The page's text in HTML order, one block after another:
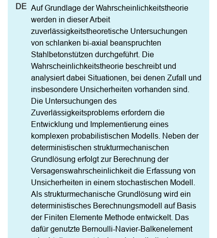
Auf Grundlage der Wahrscheinlichkeitstheorie
werden in dieser Arbeit
zuverlässigkeitstheoretische Untersuchungen
von schlanken bi-axial beanspruchten
Stahlbetonstützen durchgeführt. Die
Wahrscheinlichkeitstheorie beschreibt und
analysiert dabei Situationen, bei denen Zufall und
insbesondere Unsicherheiten vorhanden sind.
Die Untersuchungen des
Zuverlässigkeitsproblems erfordern die
Entwicklung und Implementierung eines
komplexen probabilistischen Modells. Neben der
deterministischen strukturmechanischen
Grundlösung erfolgt zur Berechnung der
Versagenswahrscheinlichkeit die Erfassung von
Unsicherheiten in einem stochastischen Modell.
Als strukturmechanische Grundlösung wird ein
deterministisches Berechnungsmodell auf Basis
der Finiten Elemente Methode entwickelt. Das
dafür genutzte Bernoulli-Navier-Balkenelement